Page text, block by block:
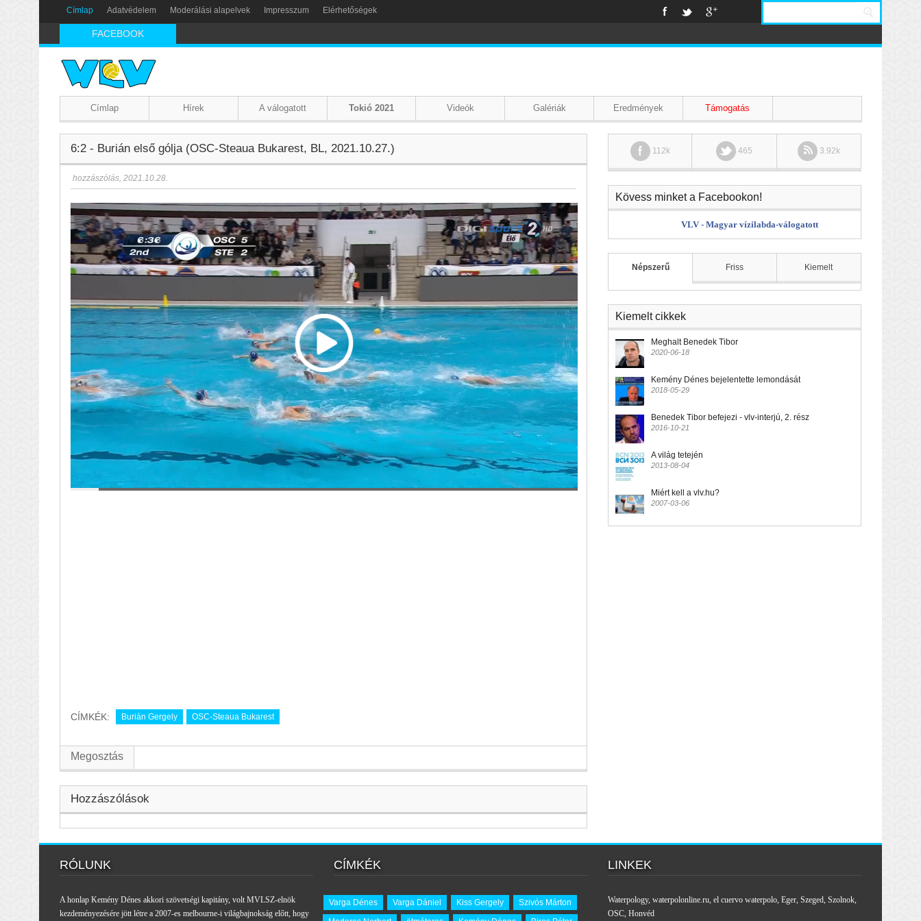
Címlap Adatvédelem Moderálási alapelvek Impresszum Elérhetőségek
FACEBOOK
Címlap Hírek A válogatott Tokió 2021 Videók Galériák Eredmények Támogatás
6:2 - Burián első gólja (OSC-Steaua Bukarest, BL, 2021.10.27.)
hozzászólás, 2021.10.28.
CÍMKÉK: Burián Gergely OSC-Steaua Bukarest
Megosztás
Hozzászólások
112k 465 3.92k
Kövess minket a Facebookon!
VLV - Magyar vízilabda-válogatott
Népszerű Friss Kiemelt
Kiemelt cikkek
Meghalt Benedek Tibor
2020-06-18
Kemény Dénes bejelentette lemondását
2018-05-29
Benedek Tibor befejezi - vlv-interjú, 2. rész
2016-10-21
A világ tetején
2013-08-04
Miért kell a vlv.hu?
2007-03-06
RÓLUNK
A honlap Kemény Dénes akkori szövetségi kapitány, volt MVLSZ-elnök
kezdeményezésére jött létre a 2007-es melbourne-i világbajnokság előtt, hogy
CÍMKÉK
Varga Dénes Varga Dániel Kiss Gergely
Szivós Márton
LINKEK
Waterpology, waterpolonline.ru, el cuervo waterpolo, Eger, Szeged, Szolnok,
OSC, Honvéd